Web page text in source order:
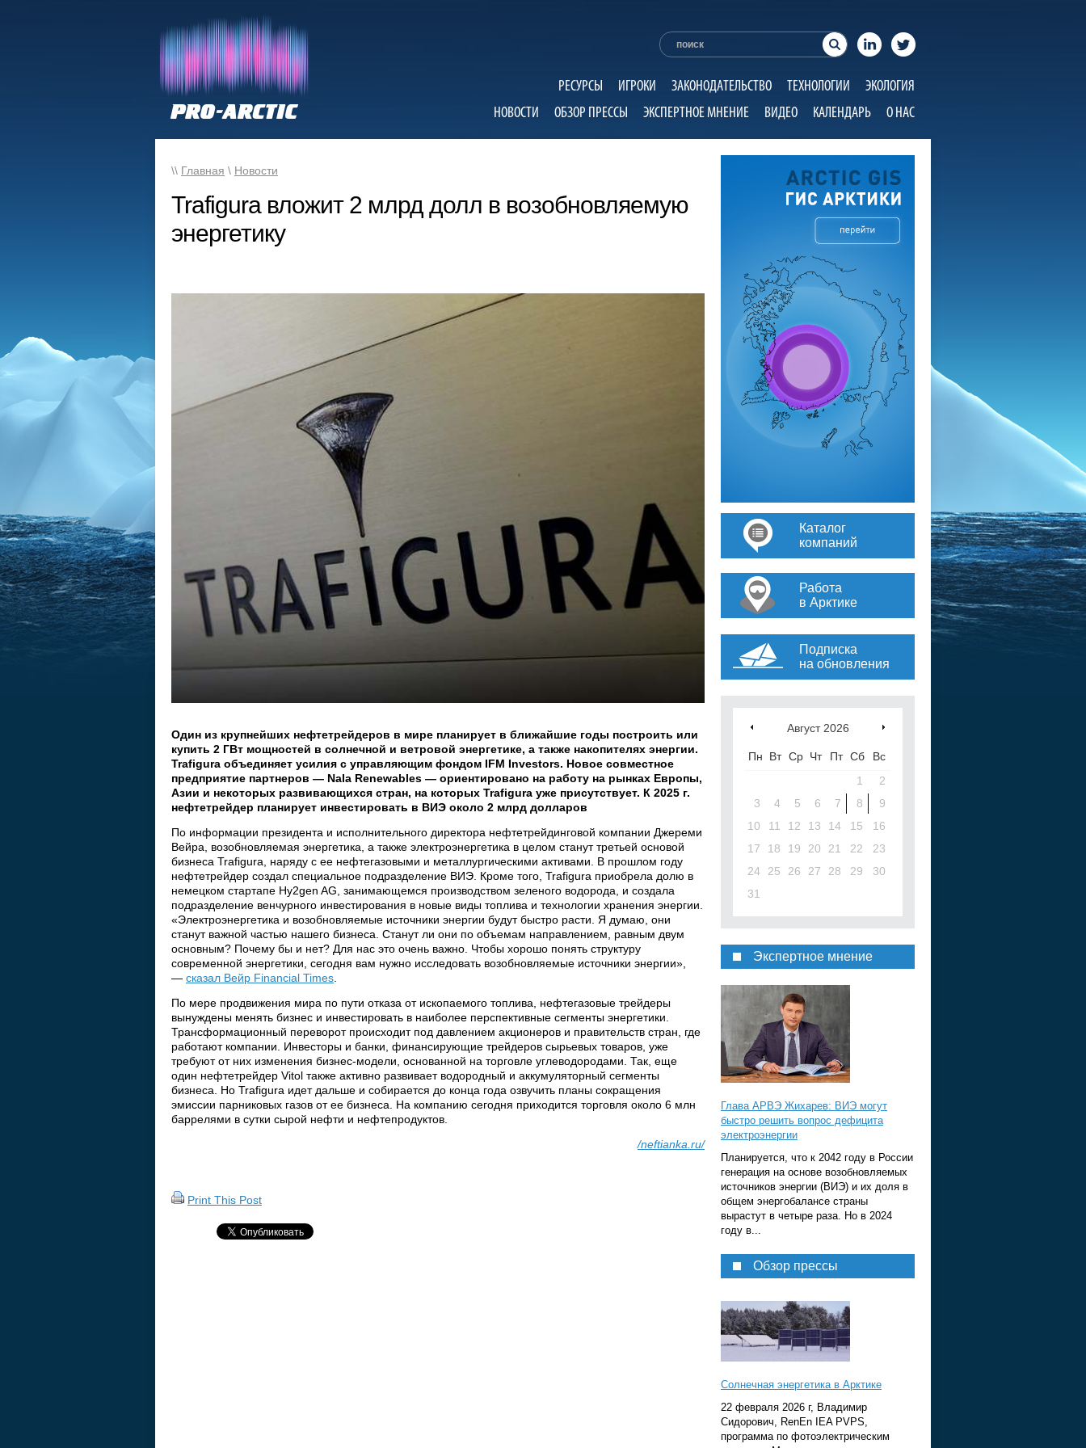
РЕСУРСЫ ИГРОКИ ЗАКОНОДАТЕЛЬСТВО ТЕХНОЛОГИИ
ЭКОЛОГИЯ
НОВОСТИ
ОБЗОР ПРЕССЫ ЭКСПЕРТНОЕ МНЕНИЕ ВИДЕО КАЛЕНДАРЬ О НАС
\\ Главная \ Новости
Trafigura вложит 2 млрд долл в возобновляемую
энергетику
Один из крупнейших нефтетрейдеров в мире планирует в ближайшие годы построить или
купить 2 ГВт мощностей в солнечной и ветровой энергетике, а также накопителях энергии.
Trafigura объединяет усилия с управляющим фондом IFM Investors. Новое совместное
предприятие партнеров — Nala Renewables — ориентировано на работу на рынках Европы,
Азии и некоторых развивающихся стран, на которых Trafigura уже присутствует. К 2025 г.
нефтетрейдер планирует инвестировать в ВИЭ около 2 млрд долларов
По информации президента и исполнительного директора нефтетрейдинговой компании Джереми
Вейра, возобновляемая энергетика, а также электроэнергетика в целом станут третьей основой
бизнеса Trafigura, наряду с ее нефтегазовыми и металлургическими активами. В прошлом году
нефтетрейдер создал специальное подразделение ВИЭ. Кроме того, Trafigura приобрела долю в
немецком стартапе Hy2gen AG, занимающемся производством зеленого водорода, и создала
подразделение венчурного инвестирования в новые виды топлива и технологии хранения энергии.
«Электроэнергетика и возобновляемые источники энергии будут быстро расти. Я думаю, они
станут важной частью нашего бизнеса. Станут ли они по объемам направлением, равным двум
основным? Почему бы и нет? Для нас это очень важно. Чтобы хорошо понять структуру
современной энергетики, сегодня вам нужно исследовать возобновляемые источники энергии»,
— сказал Вейр Financial Times
По мере продвижения мира по пути отказа от ископаемого топлива, нефтегазовые трейдеры
вынуждены менять бизнес и инвестировать в наиболее перспективные сегменты энергетики.
Трансформационный переворот происходит под давлением акционеров и правительств стран, где
работают компании. Инвесторы и банки, финансирующие трейдеров сырьевых товаров, уже
требуют от них изменения бизнес-модели, основанной на торговле углеводородами. Так, еще
один нефтетрейдер Vitol также активно развивает водородный и аккумуляторный сегменты
бизнеса. Но Trafigura идет дальше и собирается до конца года озвучить планы сокращения
эмиссии парниковых газов от ее бизнеса. На компанию сегодня приходится торговля около 6 млн
баррелями в сутки сырой нефти и нефтепродуктов.
/neftianka.ru/
Print This Post
Каталог
компаний
Работа
в Арктике
Подписка
на обновления
Август 2026
Пн Вт Ср Чт Пт Сб
Вс
1
2
3
4 5 6 7 8
9
10
11 12 13 14 15
16
17
18 19 20 21 22
23
24
25 26 27 28 29
30
31
Экспертное мнение
Глава АРВЭ Жихарев: ВИЭ могут
быстро решить вопрос дефицита
электроэнергии
Планируется, что к 2042 году в России
генерация на основе возобновляемых
источников энергии (ВИЭ) и их доля в
общем энергобалансе страны
вырастут в четыре раза. Но в 2024
году в...
Обзор прессы
Солнечная энергетика в Арктике
22 февраля 2026 г, Владимир
Сидорович, RenEn IEA PVPS,
программа по фотоэлектрическим